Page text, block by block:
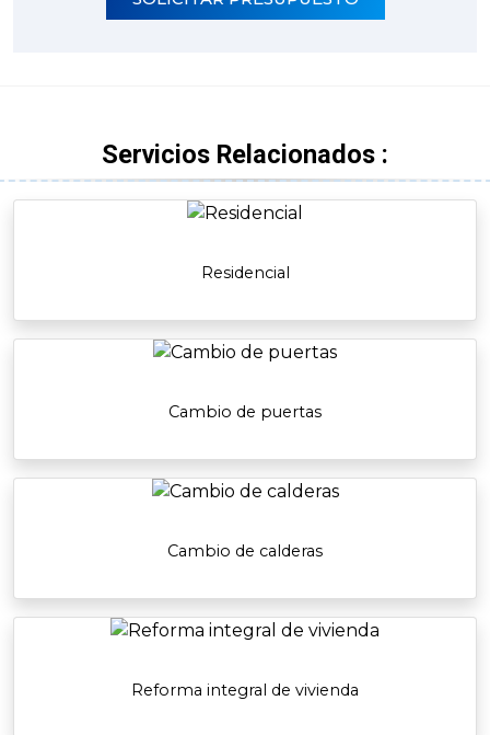
Servicios Relacionados :
Residencial
Cambio de puertas
Cambio de calderas
Reforma integral de vivienda